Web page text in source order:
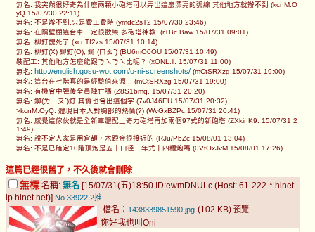
無名: 我突然很好奇為什麼兩顆小砲塔可以弄出這麼漂亮的弧線 其他地方就辦不到 (kcnM.O
yQ 15/07/30 22:11)
無名: 不是辦不到,只是費工費時 (ymdc2sT2 15/07/30 23:46)
無名: 在隔壁棚這台車一定很歡樂,多砲塔神教! (rTBc.Baw 15/07/31 09:01)
無名: 柳釘醜死了 (xcnTf2zs 15/07/31 10:14)
無名: 柳釘(X) 鉚釘(O); 鉚 (ㄇㄠˇ) (BU6mO0OU 15/07/31 10:49)
裝配工: 其他地方怎麼能跟ㄋㄟㄋㄟ比呢？ (xONL.ll. 15/07/31 11:00)
無名: http://english.gosu-wot.com/o-ni-screenshots/ (mCtSRXzg 15/07/31 19:00)
無名: 這台在七階真的是經驗值來源... (mCtSRXzg 15/07/31 19:00)
無名: 有機會中彈後全員陣亡嗎 (Z8S1bmq. 15/07/31 20:20)
無名: 鉚(ㄌ一ㄡˇ)釘 其實也會出這個字 (7v0J46EU 15/07/31 20:32)
>kcnM.OyQ: 體現日本人對胸部的熱情(?) (WvGxBZPc 15/07/31 20:41)
無名: 感覺這傢伙就是全新車體配上奇力砲塔再加兩個97式的新砲塔 (ZXkinK9. 15/07/31 2
1:49)
無名: 說不定人家是用倉頡，木跟金很接近的 (RJu/PbZc 15/08/01 13:04)
無名: 不是已確定10階頂炮是五十口径三年式十四糎炮嗎 (0VtOxJvM 15/08/01 17:26)
這篇已經很舊了，不久後就會刪除
無標 名稱: 無名 [15/07/31(五)18:50 ID:ewmDNULc (Host: 61-222-*.hinet-
ip.hinet.net)] No.33922 2推
檔名： 1438339851590.jpg-(102 KB) 預覽
你好我也叫Oni